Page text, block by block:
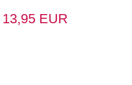
13,95 EUR